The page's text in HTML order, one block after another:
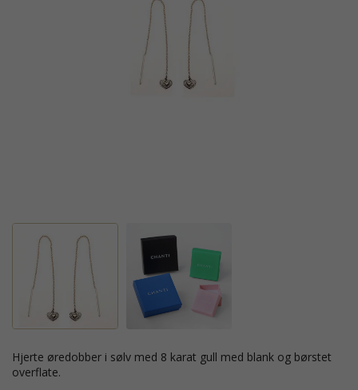
hjerte øredobber i sølv med 8 karat gull med blank og børstet
overflate.